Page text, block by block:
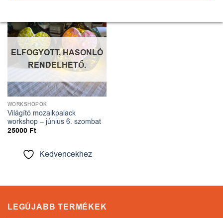
Kedvencekhez
ELFOGYOTT, HASONLÓ
RENDELHETŐ.
WORKSHOPOK
Világító mozaikpalack
workshop – június 6. szombat
25000 Ft
Kedvencekhez
LEGÚJABB TERMÉKEK